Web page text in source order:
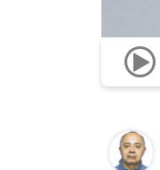
Image